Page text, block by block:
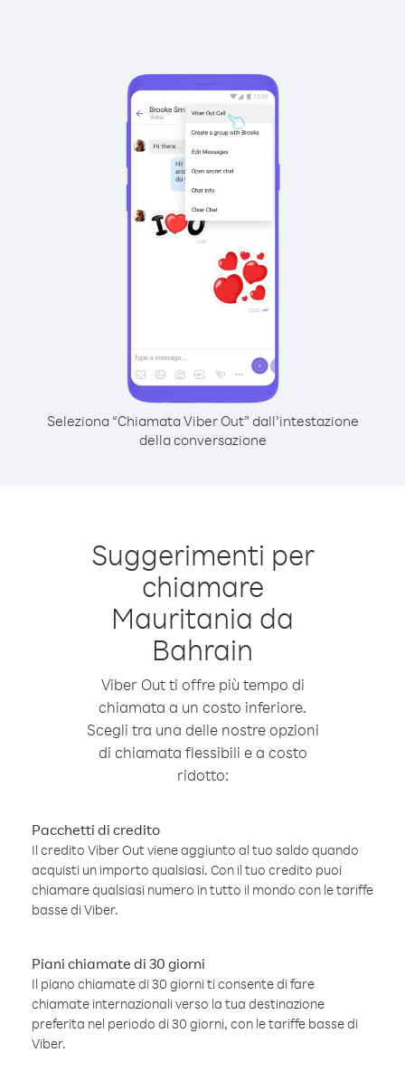
Seleziona “Chiamata Viber Out” dall’intestazione
della conversazione
Suggerimenti per
chiamare
Mauritania da
Bahrain
Viber Out ti offre più tempo di
chiamata a un costo inferiore.
Scegli tra una delle nostre opzioni
di chiamata flessibili e a costo
ridotto:
Pacchetti di credito
Il credito Viber Out viene aggiunto al tuo saldo quando
acquisti un importo qualsiasi. Con il tuo credito puoi
chiamare qualsiasi numero in tutto il mondo con le tariffe
basse di Viber.
Piani chiamate di 30 giorni
Il piano chiamate di 30 giorni ti consente di fare
chiamate internazionali verso la tua destinazione
preferita nel periodo di 30 giorni, con le tariffe basse di
Viber.